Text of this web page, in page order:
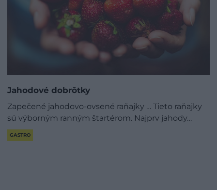
Jahodové dobrôtky
Zapečené jahodovo-ovsené raňajky … Tieto raňajky
sú výborným ranným štartérom. Najprv jahody…
GASTRO